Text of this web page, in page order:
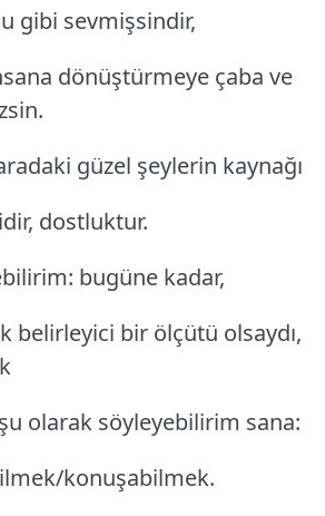
gibi sevmişsindir,
dönüştürmeye çaba ve
güzel şeylerin kaynağı
dostluktur.
bugüne kadar,
belirleyici bir ölçütü olsaydı,
olarak söyleyebilirim sana:
konuşabilmek.